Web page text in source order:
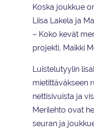
Koska joukkue
Liisa Lakela ja
– Koko kevät
projekti, Maikki
Luistelutyylin
mietittäväkseen
nettisivuista ja
Merilehto ovat
seuran ja